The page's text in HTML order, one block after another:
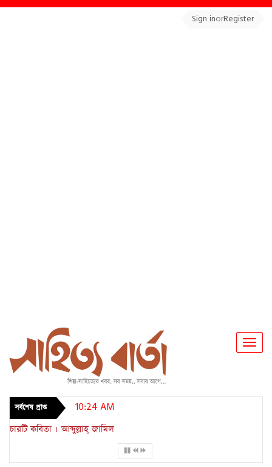
Sign inorRegister
সর্বশেষ প্রাপ্ত 10:24 AM
চারটি কবিতা । আব্দুল্লাহ্ জামিল